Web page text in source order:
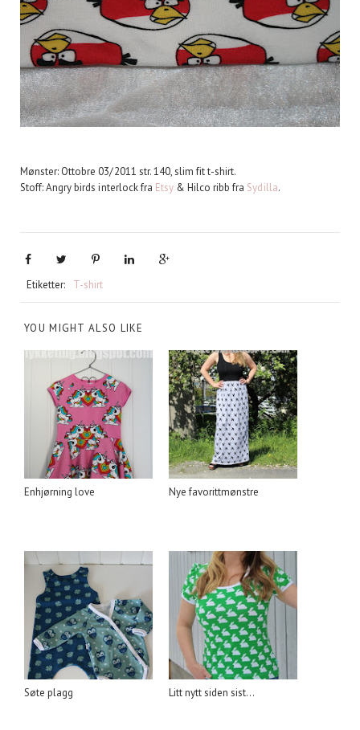
Mønster: Ottobre 03/2011 str. 140, slim fit t-shirt.
Stoff: Angry birds interlock fra Etsy& Hilco ribb fra Sydilla.
Etiketter: T-shirt
YOU MIGHT ALSO LIKE
Enhjørning love Nye favorittmønstre
Søte plagg Litt nytt siden sist...